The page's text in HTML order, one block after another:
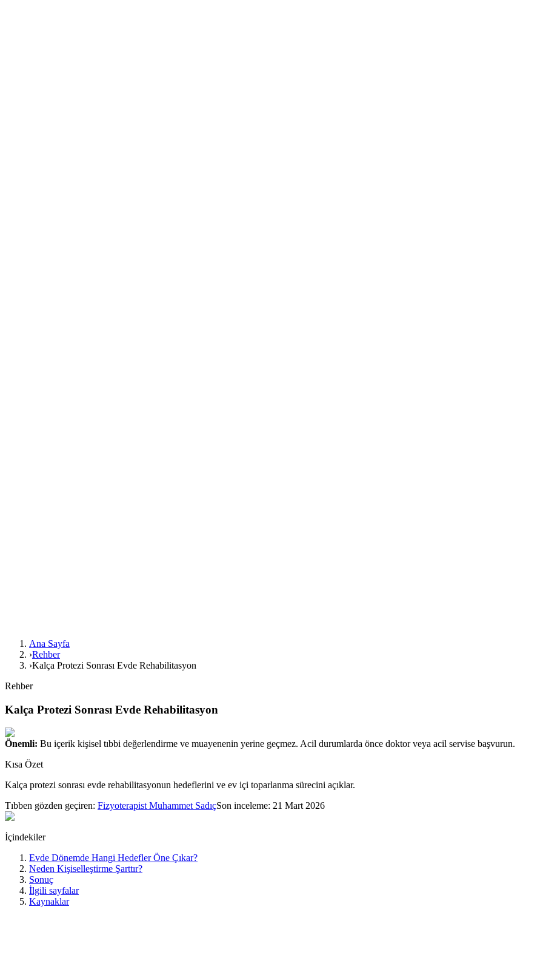
Ana Sayfa
›Rehber
›Kalça Protezi Sonrası Evde Rehabilitasyon
Rehber
Kalça Protezi Sonrası Evde Rehabilitasyon
Önemli: Bu içerik kişisel tıbbi değerlendirme ve muayenenin yerine geçmez. Acil durumlarda önce doktor veya acil servise başvurun.
Kısa Özet
Kalça protezi sonrası evde rehabilitasyonun hedeflerini ve ev içi toparlanma sürecini açıklar.
Tıbben gözden geçiren: Fizyoterapist Muhammet SadıçSon inceleme: 21 Mart 2026
İçindekiler
Evde Dönemde Hangi Hedefler Öne Çıkar?
Neden Kişiselleştirme Şarttır?
Sonuç
İlgili sayfalar
Kaynaklar